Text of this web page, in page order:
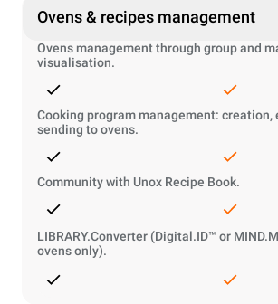
Ovens & recipes management
Ovens management through group and
visualisation.
Cooking program management: creation,
sending to ovens.
Community with Unox Recipe Book.
LIBRARY.Converter (Digital.ID™ or
ovens only).